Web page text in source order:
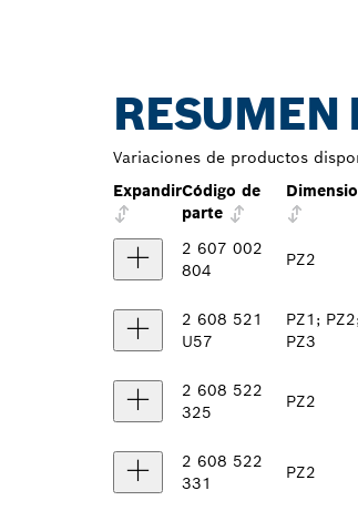
RESUMEN
Variaciones de productos
ExpandirCódigo de
parte
2 607 002
804
PZ2
2 608 521
U57
PZ1;
PZ3
2 608 522
325
PZ2
2 608 522
331
PZ2